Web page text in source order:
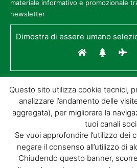
materiale informativo e promozionale
newsletter
Dimostra di essere umano
© GIORGIO TESI EDITRICE
01732650476 | VIA DI BADIA
Questo sito utilizza cookie tecnici,
analizzare l’andamento delle
aggregata), per migliorare la
tuoi canali
Se vuoi approfondire l’utilizzo dei
negare il consenso all’utilizzo di
Chiudendo questo banner,